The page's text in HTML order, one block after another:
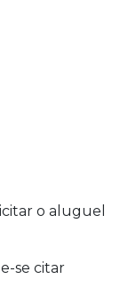
o aluguel
se citar